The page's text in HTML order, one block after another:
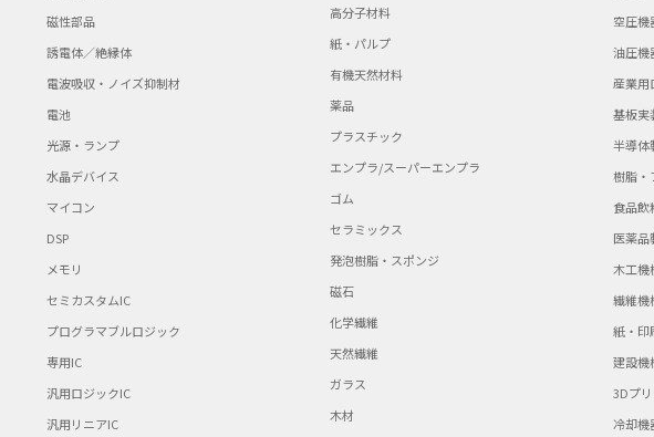
磁性部品
誘電体／絶縁体
電波吸収・ノイズ抑制材
電池
光源・ランプ
水晶デバイス
マイコン
DSP
メモリ
セミカスタムIC
プログラマブルロジック
専用IC
汎用ロジックIC
汎用リニアIC
高分子材料
紙・パルプ
有機天然材料
薬品
プラスチック
エンプラ/スーパーエンプラ
ゴム
セラミックス
発泡樹脂・スポンジ
磁石
化学繊維
天然繊維
ガラス
木材
空圧機
油圧機
産業用
基板実
半導体
樹脂・
食品飲
医薬品
木工機
繊維機
紙・印
建設機
3Dプ
冷却機